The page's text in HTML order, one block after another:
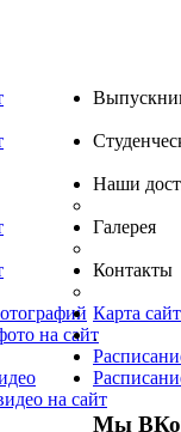
Наши
Галерея
на сайт
на сайт
Контакты
Карта
.
Мы